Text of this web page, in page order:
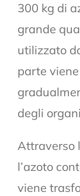
300 kg di
grande
utilizzato
parte
degli
Attraverso
l’azoto
viene